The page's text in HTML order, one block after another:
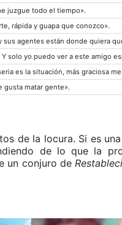
juzgue todo el tiempo».
rápida y guapa que conozco».
agentes están donde quiera
solo yo puedo ver a este amigo
es la situación, más graciosa
gusta matar gente».
de la locura. Si es
de lo que la
un conjuro de